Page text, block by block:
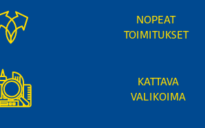
NOPEAT
TOIMITUKSET
KATTAVA
VALIKOIMA